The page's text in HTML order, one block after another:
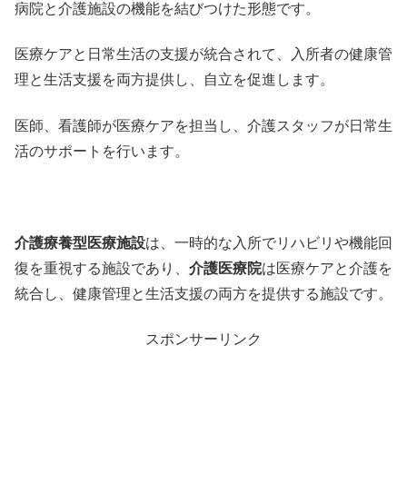
病院と介護施設の機能を結びつけた形態です。
医療ケアと日常生活の支援が統合されて、入所者の健康管
理と生活支援を両方提供し、自立を促進します。
医師、看護師が医療ケアを担当し、介護スタッフが日常生
活のサポートを行います。
介護療養型医療施設は、一時的な入所でリハビリや機能回
復を重視する施設であり、 介護医療院は医療ケアと介護を
統合し、健康管理と生活支援の両方を提供する施設です。
スポンサーリンク